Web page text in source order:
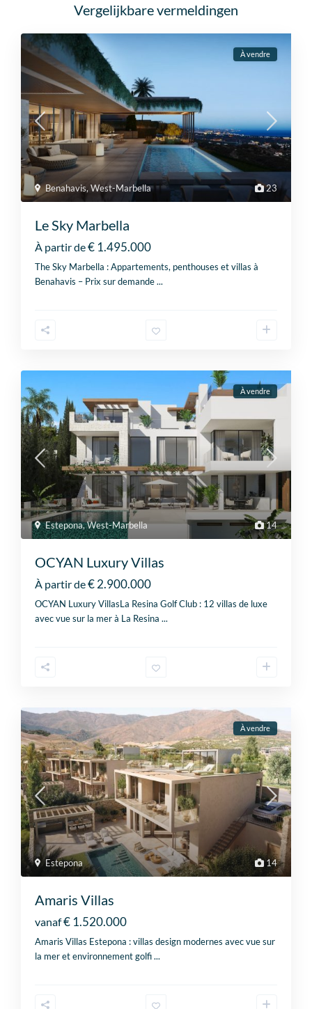
Vergelijkbare vermeldingen
23
Benahavis,West-Marbella
À vendre
Le Sky Marbella
À partir de€ 1.495.000
The Sky Marbella : Appartements, penthouses et villas à
Benahavis – Prix sur demande...
14
Estepona,West-Marbella
À vendre
OCYAN Luxury Villas
À partir de€ 2.900.000
OCYAN Luxury VillasLa Resina Golf Club : 12 villas de luxe
avec vue sur la mer à La Resina...
14
Estepona
À vendre
Amaris Villas
vanaf€ 1.520.000
Amaris Villas Estepona : villas design modernes avec vue sur
la mer et environnement golfi...